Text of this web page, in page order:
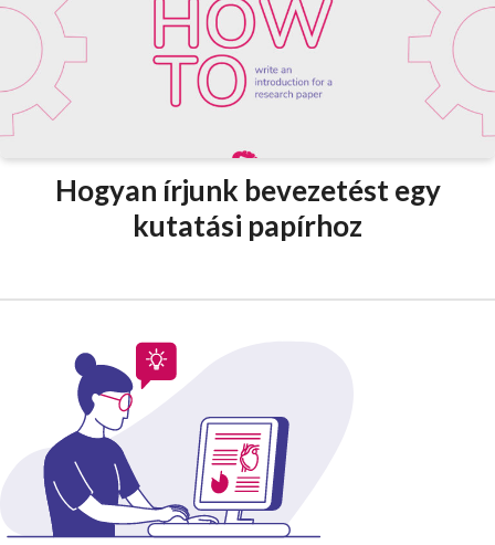
Hogyan írjunk bevezetést egy
kutatási papírhoz